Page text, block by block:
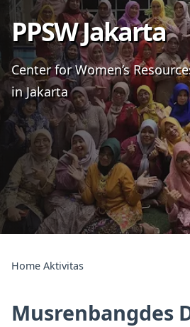
PPSW Jakarta
Center for Women’s
in Jakarta
Home Aktivitas
Musrenbangdes